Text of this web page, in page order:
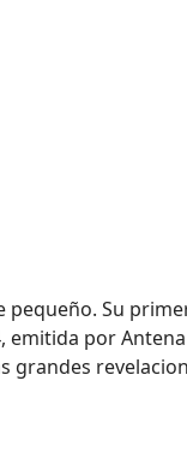
pequeño. Su
emitida por
grandes